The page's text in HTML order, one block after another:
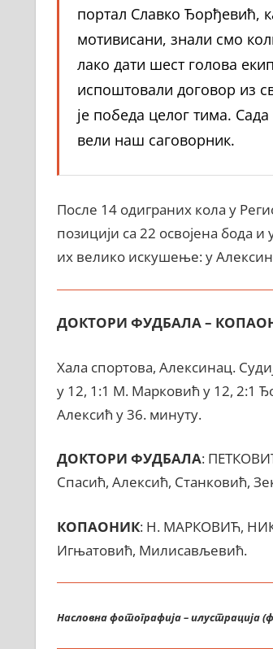
портал Славко Ђорђевић,
мотивисани, знали смо
лако дати шест голова
испоштовали договор из
је победа целог тима.
вели наш саговорник.
После 14 одиграних кола у
позицији са 22 освојена бода
их велико искушење: у
ДОКТОРИ ФУДБАЛА –
Хала спортова, Алексинац.
у 12, 1:1 М. Марковић у 12, 2:1
Алексић у 36. минуту.
ДОКТОРИ ФУДБАЛА:
Спасић, Алексић, Станковић,
КОПАОНИК: Н. МАРКОВИЋ,
Игњатовић, Милисављевић.
Насловна фотографија – илустрација